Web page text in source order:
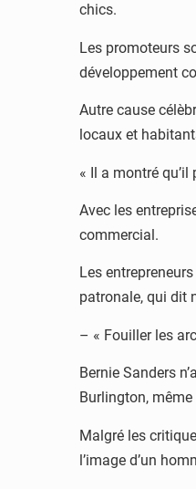
chics.
Les promoteurs
développement
Autre cause
locaux et
« Il a montré
Avec les
commercial.
Les
patronale, qui dit
– « Fouiller les
Bernie Sanders
Burlington,
Malgré les
l’image d’un